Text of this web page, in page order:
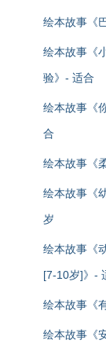
绘本故事《
绘本故事《
验》- 适合
绘本故事《
合
绘本故事《
绘本故事《
岁
绘本故事《
[7-10岁]》-
绘本故事《
绘本故事《